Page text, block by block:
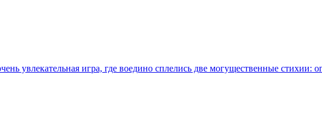
увлекательная игра, где воедино сплелись две могущественные стихии: